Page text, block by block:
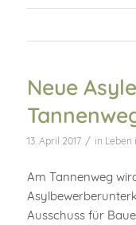
Neue
13. April 2017 / in Leben
Am Tannenweg
Ausschuss für